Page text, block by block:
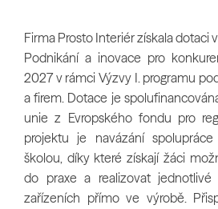
Firma Prosto Interiér získala dotaci
Podnikání a inovace pro
2027 v rámci Výzvy I. programu
a firem. Dotace je
unie z Evropského fondu pro
projektu je navázání
školou, díky které získají žáci
do praxe a realizovat
zařízeních přímo ve výrobě.